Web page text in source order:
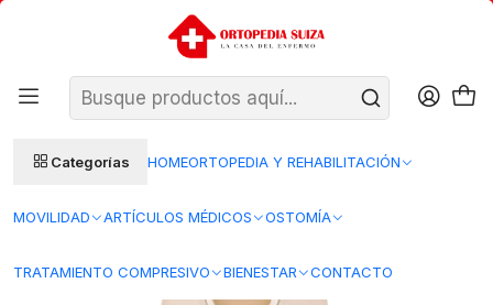
Categorías HOMEORTOPEDIA Y REHABILITACIÓN
MOVILIDAD ARTÍCULOS MÉDICOS OSTOMÍA
TRATAMIENTO COMPRESIVO BIENESTAR CONTACTO
SANTIAGO: ENTREGA AL DÍA HÁBIL SIGUIENTE (L–V)
REGIONES 48–72 HORAS HÁBILES
Ostomia Bolsas ostomia Bolsas drenables ostomía
Bolsa Drenable Con Clamp Flexible Proxima 2 — 60 mm — Beige —
73360A